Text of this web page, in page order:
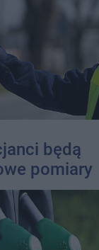
będą
pomiary